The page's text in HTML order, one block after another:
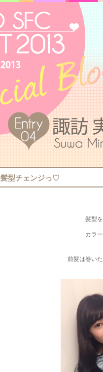
髪型チェンジっ♡
髪型
カラ
前髪は巻い